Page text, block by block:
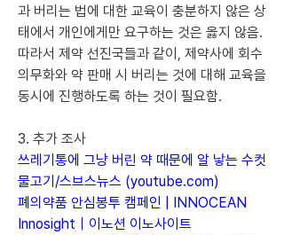
과 버리는 법에 대한 교육이 충분하지 않은 상
태에서 개인에게만 요구하는 것은 옳지 않음.
따라서 제약 선진국들과 같이, 제약사에 회수
의무화와 약 판매 시 버리는 것에 대해 교육을
동시에 진행하도록 하는 것이 필요함.
3. 추가 조사
쓰레기통에 그냥 버린 약 때문에 알 낳는 수컷
물고기/스브스뉴스 (youtube.com)
폐의약품 안심봉투 캠페인 | INNOCEAN
Innosight｜이노션 이노사이트